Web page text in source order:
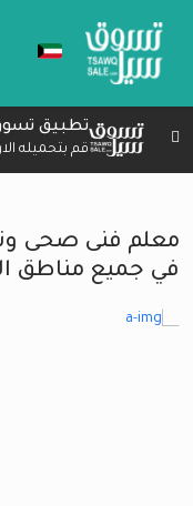
تطبيق
قم بتحميله
معلم فنى صحى
في جميع مناطق